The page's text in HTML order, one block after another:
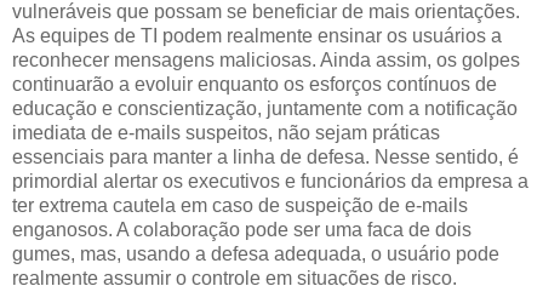
vulneráveis que possam se beneficiar de mais orientações.
As equipes de TI podem realmente ensinar os usuários a
reconhecer mensagens maliciosas. Ainda assim, os golpes
continuarão a evoluir enquanto os esforços contínuos de
educação e conscientização, juntamente com a notificação
imediata de e-mails suspeitos, não sejam práticas
essenciais para manter a linha de defesa. Nesse sentido, é
primordial alertar os executivos e funcionários da empresa a
ter extrema cautela em caso de suspeição de e-mails
enganosos. A colaboração pode ser uma faca de dois
gumes, mas, usando a defesa adequada, o usuário pode
realmente assumir o controle em situações de risco.